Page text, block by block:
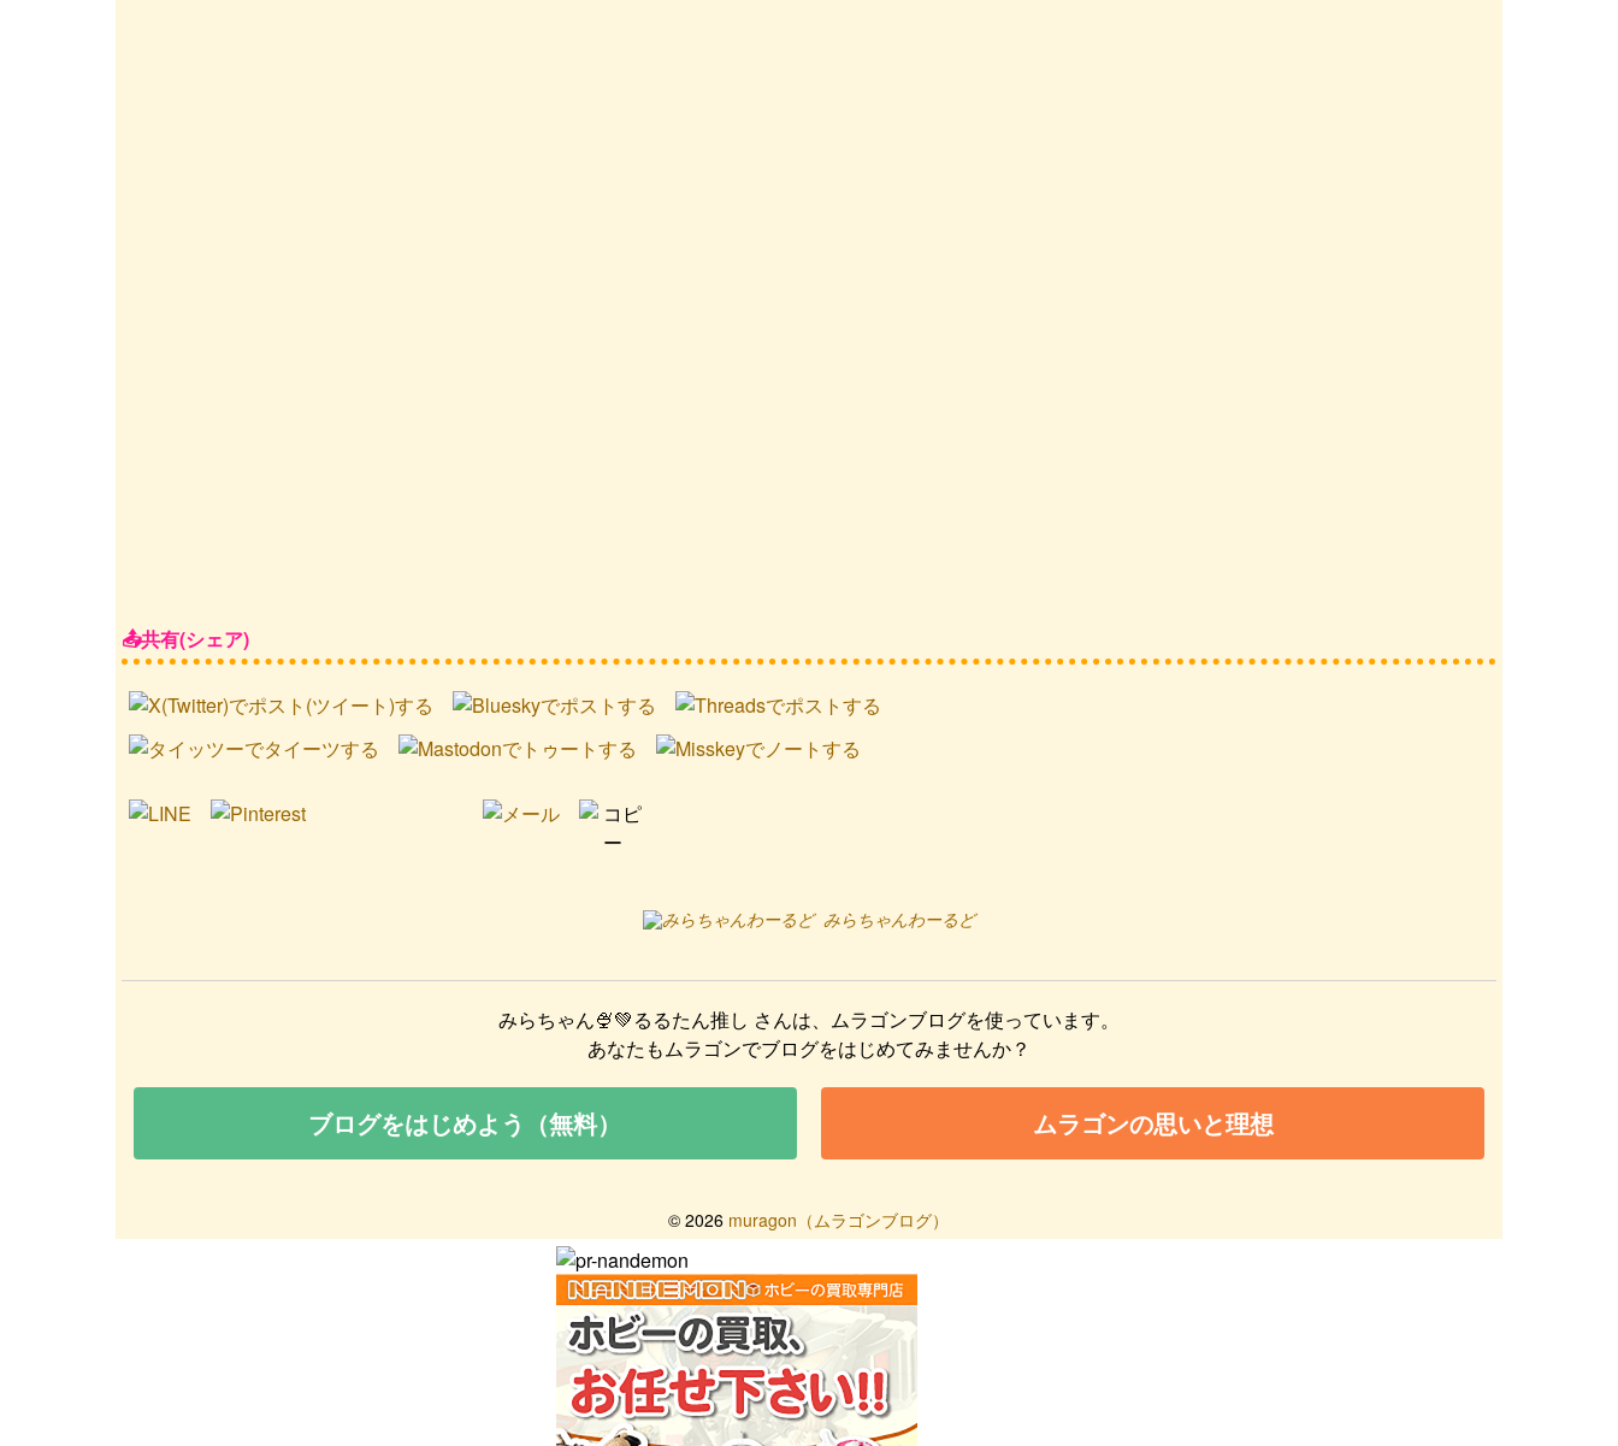
共有(シェア)
みらちゃんわーるど
みらちゃん🍨💚るるたん推し さんは、ムラゴンブログを使っています。
あなたもムラゴンでブログをはじめてみませんか？
ブログをはじめよう（無料） ムラゴンの思いと理想
©2026 muragon（ムラゴンブログ）